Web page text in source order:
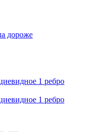
дороже
1 ребро
1 ребро